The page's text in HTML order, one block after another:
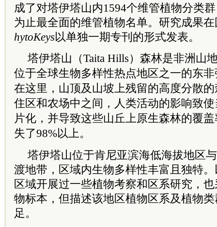
成了对塔伊塔山内1594个维管植物分类
为止最全面的维管植物名单。研究成果
hytoKeys以单独一期专刊的形式发表。
塔伊塔山 （Taita Hills） 森林是非洲山
位于全球生物多样性热点地区之一的东
在这里，山顶及山坡上残留的高度分散
住区和农场中之间，人类活动的影响致
片化，并导致这些山丘上原生森林的覆
失了98%以上。
塔伊塔山位于肯尼亚滨海低海拔地区
渡地带，区域内生物多样性丰富且独特
区域开展过一些植物考察和区系研究，
物标本，但描述该地区植物区系及植物
足。